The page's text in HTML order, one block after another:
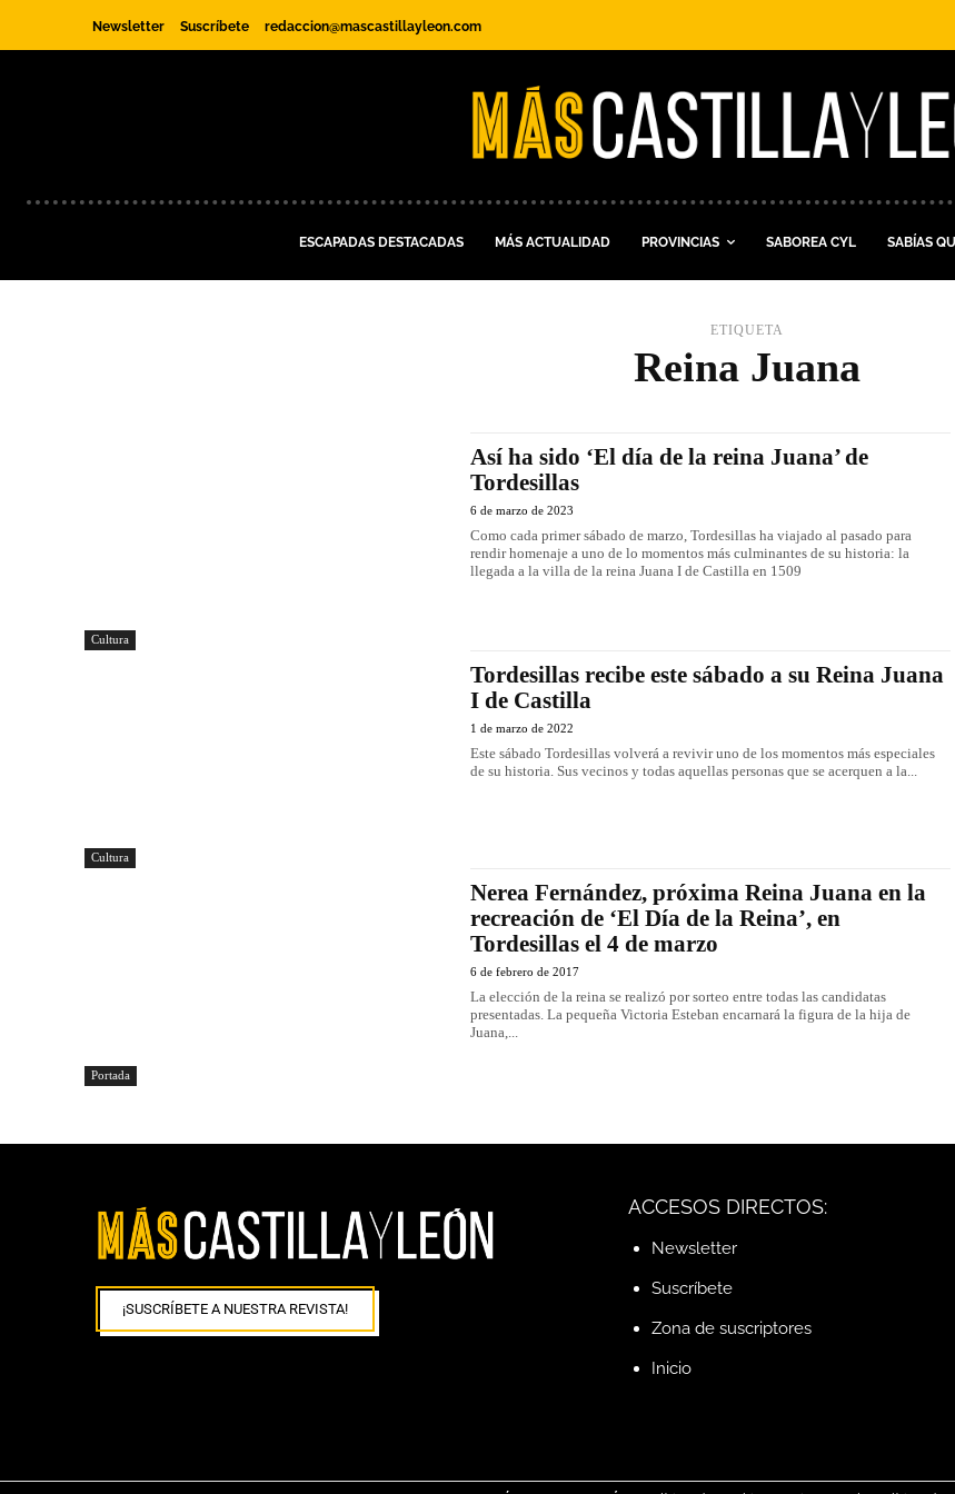
Newsletter Suscríbete redaccion@mascastillayleon.com
ESCAPADAS DESTACADAS MÁS ACTUALIDAD PROVINCIAS SABOREA CYL SABÍAS
ETIQUETA
Reina Juana
Cultura
Así ha sido ‘El día de la reina Juana’ de
Tordesillas
6 de marzo de 2023
Como cada primer sábado de marzo, Tordesillas ha viajado al pasado para
rendir homenaje a uno de lo momentos más culminantes de su historia: la
llegada a la villa de la reina Juana I de Castilla en 1509
Cultura
Tordesillas recibe este sábado a su Reina Juana
I de Castilla
1 de marzo de 2022
Este sábado Tordesillas volverá a revivir uno de los momentos más especiales
de su historia. Sus vecinos y todas aquellas personas que se acerquen a la...
Portada
Nerea Fernández, próxima Reina Juana en la
recreación de ‘El Día de la Reina’, en
Tordesillas el 4 de marzo
6 de febrero de 2017
La elección de la reina se realizó por sorteo entre todas las candidatas
presentadas. La pequeña Victoria Esteban encarnará la figura de la hija de
Juana,...
¡SUSCRÍBETE A NUESTRA REVISTA!
ACCESOS DIRECTOS:
Newsletter
Suscríbete
Zona de suscriptores
Inicio